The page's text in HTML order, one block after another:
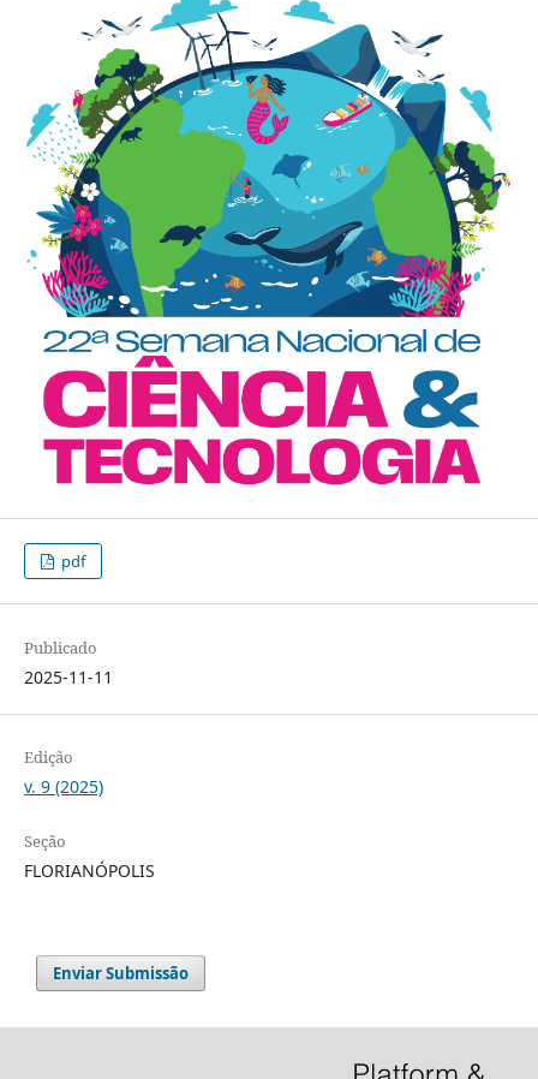
pdf
Publicado
2025-11-11
Edição
v. 9 (2025)
Seção
FLORIANÓPOLIS
Enviar Submissão